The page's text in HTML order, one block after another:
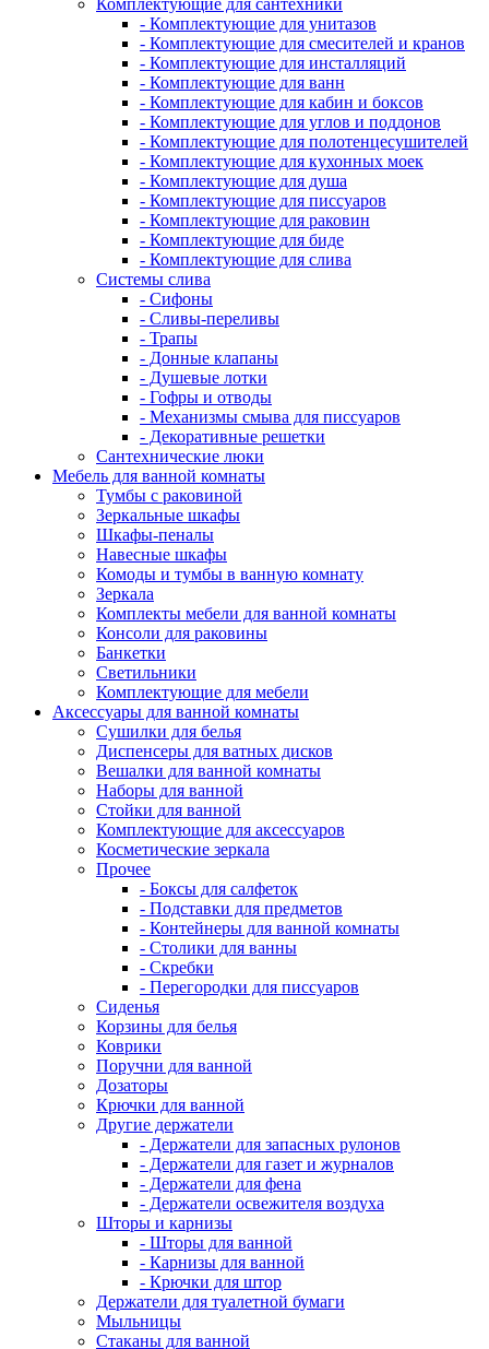
Комплектующие для сантехники
- Комплектующие для унитазов
- Комплектующие для смесителей и кранов
- Комплектующие для инсталляций
- Комплектующие для ванн
- Комплектующие для кабин и боксов
- Комплектующие для углов и поддонов
- Комплектующие для полотенцесушителей
- Комплектующие для кухонных моек
- Комплектующие для душа
- Комплектующие для писсуаров
- Комплектующие для раковин
- Комплектующие для биде
- Комплектующие для слива
Системы слива
- Сифоны
- Сливы-переливы
- Трапы
- Донные клапаны
- Душевые лотки
- Гофры и отводы
- Механизмы смыва для писсуаров
- Декоративные решетки
Сантехнические люки
Мебель для ванной комнаты
Тумбы с раковиной
Зеркальные шкафы
Шкафы-пеналы
Навесные шкафы
Комоды и тумбы в ванную комнату
Зеркала
Комплекты мебели для ванной комнаты
Консоли для раковины
Банкетки
Светильники
Комплектующие для мебели
Аксессуары для ванной комнаты
Сушилки для белья
Диспенсеры для ватных дисков
Вешалки для ванной комнаты
Наборы для ванной
Стойки для ванной
Комплектующие для аксессуаров
Косметические зеркала
Прочее
- Боксы для салфеток
- Подставки для предметов
- Контейнеры для ванной комнаты
- Столики для ванны
- Скребки
- Перегородки для писсуаров
Сиденья
Корзины для белья
Коврики
Поручни для ванной
Дозаторы
Крючки для ванной
Другие держатели
- Держатели для запасных рулонов
- Держатели для газет и журналов
- Держатели для фена
- Держатели освежителя воздуха
Шторы и карнизы
- Шторы для ванной
- Карнизы для ванной
- Крючки для штор
Держатели для туалетной бумаги
Мыльницы
Стаканы для ванной